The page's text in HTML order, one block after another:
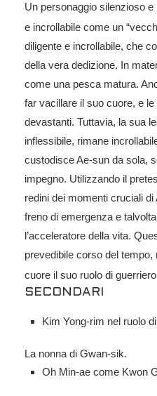
Un personaggio silenzioso e
e incrollabile come un
diligente e incrollabile, che
della vera dedizione. In
come una pesca matura.
far vacillare il suo cuore, e
devastanti. Tuttavia, la sua
inflessibile, rimane
custodisce Ae-sun da sola,
impegno. Utilizzando il
redini dei momenti cruciali
freno di emergenza e
l’acceleratore della vita.
prevedibile corso del
cuore il suo ruolo di
SECONDARI
Kim Yong-rim nel ruolo
La nonna di Gwan-sik.
Oh Min-ae come Kwon